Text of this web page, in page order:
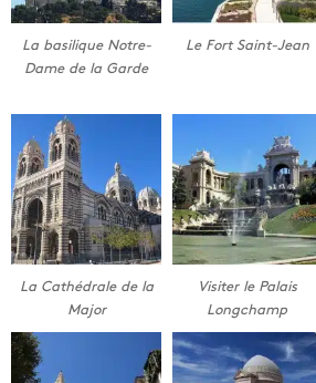
La basilique Notre-
Dame de la Garde
Le Fort Saint-Jean
La Cathédrale de la
Major
Visiter le Palais
Longchamp